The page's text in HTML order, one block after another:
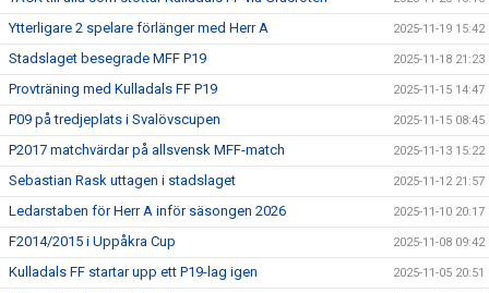
Ytterligare 2 spelare förlänger med Herr A 2025-11-19 15:42
Stadslaget besegrade MFF P19 2025-11-18 21:23
Provträning med Kulladals FF P19 2025-11-15 14:47
P09 på tredjeplats i Svalövscupen 2025-11-15 08:45
P2017 matchvärdar på allsvensk MFF-match 2025-11-13 15:22
Sebastian Rask uttagen i stadslaget 2025-11-12 21:57
Ledarstaben för Herr A inför säsongen 2026 2025-11-10 20:17
F2014/2015 i Uppåkra Cup 2025-11-08 09:42
Kulladals FF startar upp ett P19-lag igen 2025-11-05 20:51